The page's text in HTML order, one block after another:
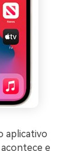
aplicativo
e